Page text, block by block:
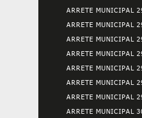
ARRETE MUNICIPAL
ARRETE MUNICIPAL
ARRETE MUNICIPAL
ARRETE MUNICIPAL
ARRETE MUNICIPAL
ARRETE MUNICIPAL
ARRETE MUNICIPAL
ARRETE MUNICIPAL